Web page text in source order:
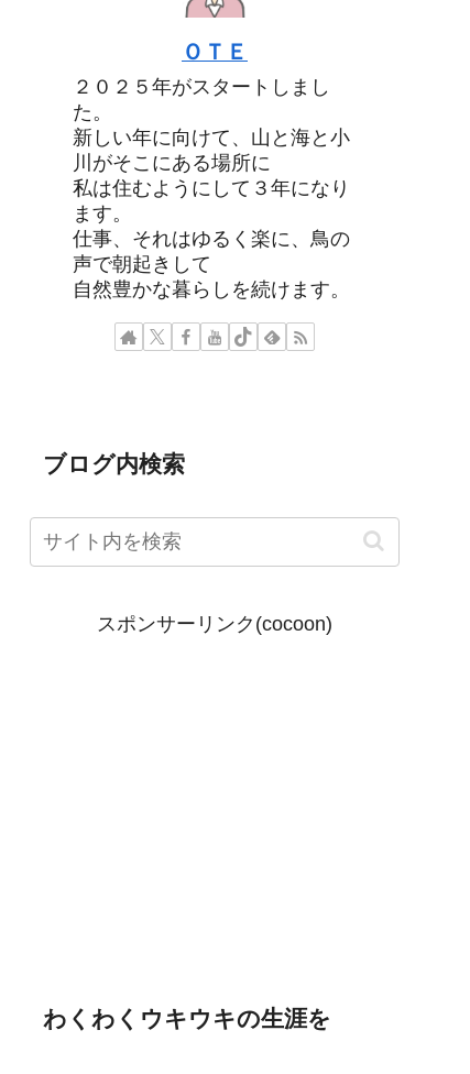
ＯＴＥ
２０２５年がスタートしまし
た。
新しい年に向けて、山と海と小
川がそこにある場所に
私は住むようにして３年になり
ます。
仕事、それはゆるく楽に、鳥の
声で朝起きして
自然豊かな暮らしを続けます。
ブログ内検索
スポンサーリンク(cocoon)
わくわくウキウキの生涯を